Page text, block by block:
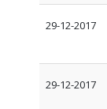
29-12-2017
29-12-2017